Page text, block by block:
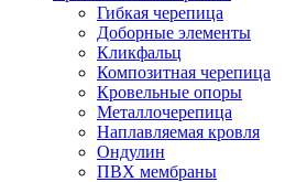
Гибкая черепица
Доборные элементы
Кликфальц
Композитная черепица
Кровельные опоры
Металлочерепица
Наплавляемая кровля
Ондулин
ПВХ мембраны